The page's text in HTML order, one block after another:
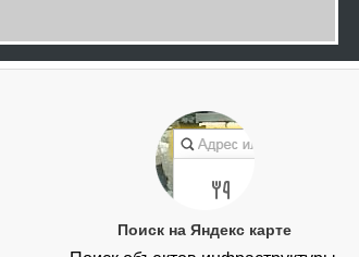
Поиск на Яндекс карте